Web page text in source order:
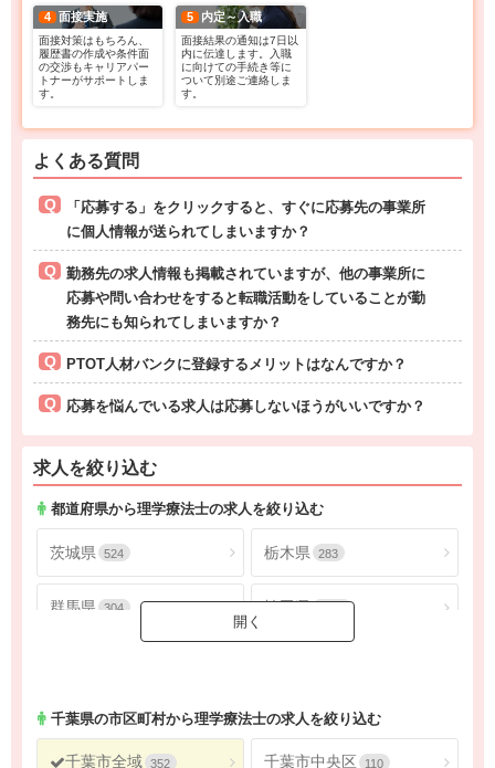
4 面接実施
面接対策はもちろん、
履歴書の作成や条件面
の交渉もキャリアパー
トナーがサポートしま
す。
5 内定～入職
面接結果の通知は7日以
内に伝達します。入職
に向けての手続き等に
ついて別途ご連絡しま
す。
よくある質問
「応募する」をクリックすると、すぐに応募先の事業所
に個人情報が送られてしまいますか？
勤務先の求人情報も掲載されていますが、他の事業所に
応募や問い合わせをすると転職活動をしていることが勤
務先にも知られてしまいますか？
PTOT人材バンクに登録するメリットはなんですか？
応募を悩んでいる求人は応募しないほうがいいですか？
求人を絞り込む
都道府県から理学療法士の求人を絞り込む
茨城県 524 栃木県 283
群馬県 304 埼玉県
神奈川県 2686
千葉県の市区町村から理学療法士の求人を絞り込む
千葉市全域 352 千葉市中央区 110